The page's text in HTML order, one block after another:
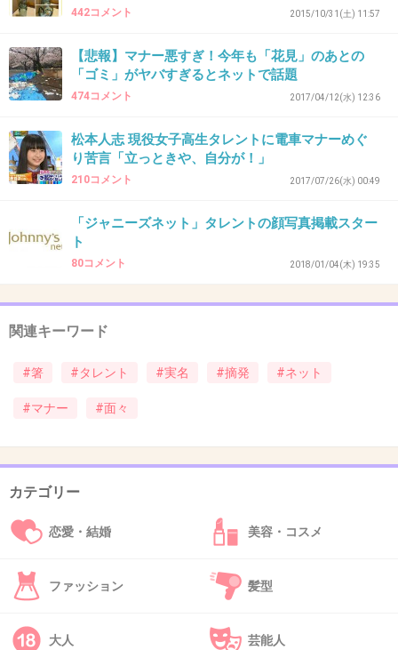
「お嬢様」のはずなのに!? 高畑充希が見せ
girlschannel.net
「お嬢様」のはずなのに!? 高畑充希が見せた"みっともない試食"に視聴者が
驚愕 「高畑が肉料理の試食を始めると、視聴者からは『箸の持ち方が下
ほうがいい』など、彼女の箸の持ち方...
出典：up.gc-img.net
出典：up.gc-img.net
39. 匿名2018/01/08(月) 09:37:34
芸能人は一般人と違って、公共の電波で色々な
部分を晒されるから大変だね
普通にCMやドラマでも左利きの人とか見かけ
るし、マナーとか余り気にしない風潮かもよ
+392
442コメント 2015/10/31(土) 11:57
【悲報】マナー悪すぎ！今年も「花見」のあとの
「ゴミ」がヤバすぎるとネットで話題
474コメント 2017/04/12(水) 12:36
松本人志 現役女子高生タレントに電車マナーめぐ
り苦言「立っときや、自分が！」
210コメント 2017/07/26(水) 00:49
「ジャニーズネット」タレントの顔写真掲載スター
ト
80コメント 2018/01/04(木) 19:35
関連キーワード
#箸 #タレント #実名 #摘発 #ネット
#マナー #面々
カテゴリー
恋愛・結婚 美容・コスメ
ファッション 髪型
大人 芸能人